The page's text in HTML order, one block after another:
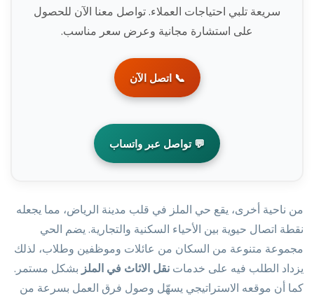
سريعة تلبي احتياجات العملاء. تواصل معنا الآن للحصول
على استشارة مجانية وعرض سعر مناسب.
📞 اتصل الآن
💬 تواصل عبر واتساب
من ناحية أخرى، يقع حي الملز في قلب مدينة الرياض، مما يجعله
نقطة اتصال حيوية بين الأحياء السكنية والتجارية. يضم الحي
مجموعة متنوعة من السكان من عائلات وموظفين وطلاب، لذلك
يزداد الطلب فيه على خدمات نقل الاثاث في الملز بشكل مستمر.
كما أن موقعه الاستراتيجي يسهّل وصول فرق العمل بسرعة من